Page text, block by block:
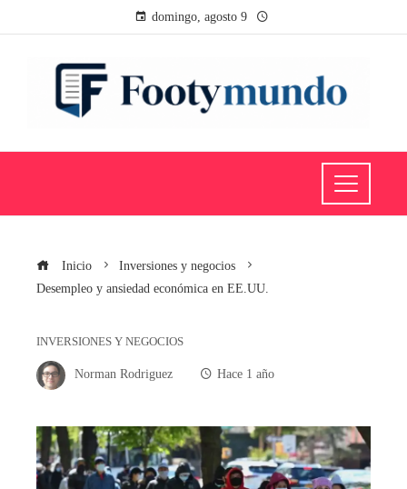
domingo, agosto 9
Inicio
Inversiones y negocios
Desempleo y ansiedad económica en EE.UU.
INVERSIONES Y NEGOCIOS
Norman Rodriguez Hace 1 año